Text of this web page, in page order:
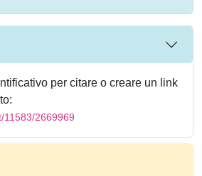
per citare o creare un link
11583/2669969